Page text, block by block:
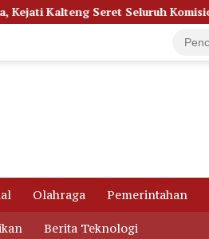
Komisioner KPU Kotim
Olahraga Pemerintahan
Berita Teknologi